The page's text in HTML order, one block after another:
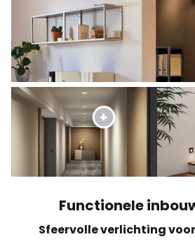
Functionele
Sfeervolle verlichting